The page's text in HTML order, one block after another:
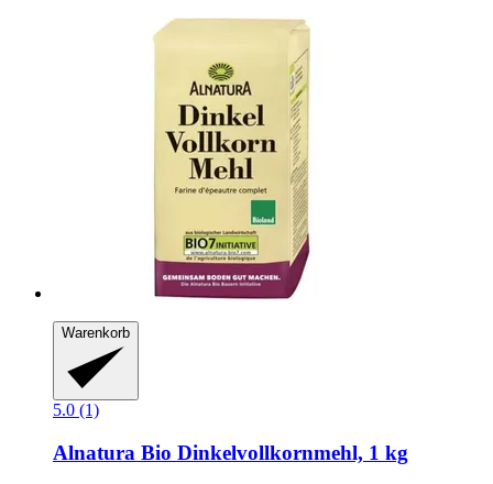
Warenkorb
5.0 (1)
Alnatura Bio Dinkelvollkornmehl, 1 kg